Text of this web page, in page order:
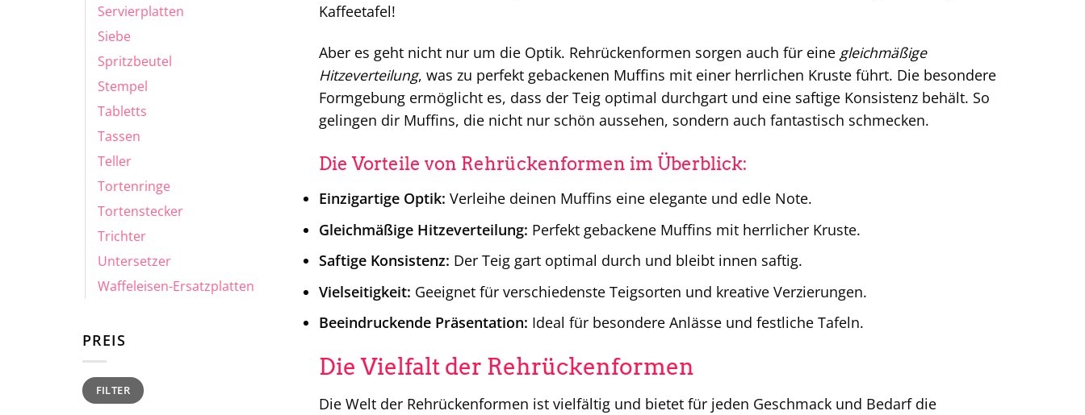
Servierplatten
Siebe
Spritzbeutel
Stempel
Tabletts
Tassen
Teller
Tortenringe
Tortenstecker
Trichter
Untersetzer
Waffeleisen-Ersatzplatten
PREIS
Min.
Preis
Max.
PreisFILTER
Kaffeetafel!
Aber es geht nicht nur um die Optik. Rehrückenformen sorgen auch für eine gleichmäßige
Hitzeverteilung, was zu perfekt gebackenen Muffins mit einer herrlichen Kruste führt. Die besondere
Formgebung ermöglicht es, dass der Teig optimal durchgart und eine saftige Konsistenz behält. So
gelingen dir Muffins, die nicht nur schön aussehen, sondern auch fantastisch schmecken.
Die Vorteile von Rehrückenformen im Überblick:
Einzigartige Optik: Verleihe deinen Muffins eine elegante und edle Note.
Gleichmäßige Hitzeverteilung: Perfekt gebackene Muffins mit herrlicher Kruste.
Saftige Konsistenz: Der Teig gart optimal durch und bleibt innen saftig.
Vielseitigkeit: Geeignet für verschiedenste Teigsorten und kreative Verzierungen.
Beeindruckende Präsentation: Ideal für besondere Anlässe und festliche Tafeln.
Die Vielfalt der Rehrückenformen
Die Welt der Rehrückenformen ist vielfältig und bietet für jeden Geschmack und Bedarf die